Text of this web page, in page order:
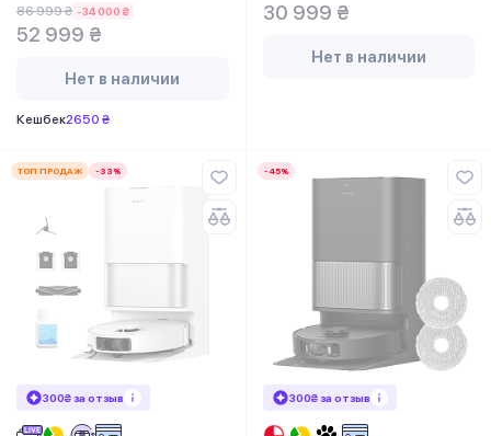
86 999 ₴ -34 000 ₴
52 999 ₴
Нет в наличии
Кешбек2650 ₴
30 999 ₴
Нет в наличии
ТОП ПРОДАЖ -33%
300₴ за отзыв
-45%
300₴ за отзыв